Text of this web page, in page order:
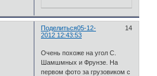
Поделиться 14
05-12-
2012 12:43:53
Очень похоже на угол С.
Шамшмных и Фрунзе. На
первом фото за грузовиком с